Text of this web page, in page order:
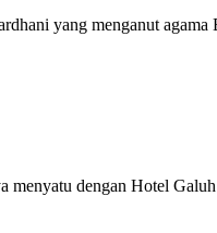
yang menganut agama
menyatu dengan Hotel